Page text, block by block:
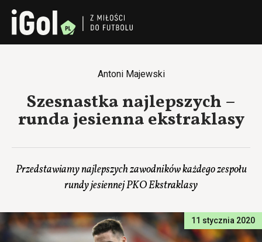
Antoni Majewski
Szesnastka najlepszych –
runda jesienna ekstraklasy
Przedstawiamy najlepszych zawodników każdego zespołu
rundy jesiennej PKO Ekstraklasy
11 stycznia 2020